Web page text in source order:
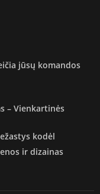
jūsų komandos
– Vienkartinės
kodėl
ir dizainas